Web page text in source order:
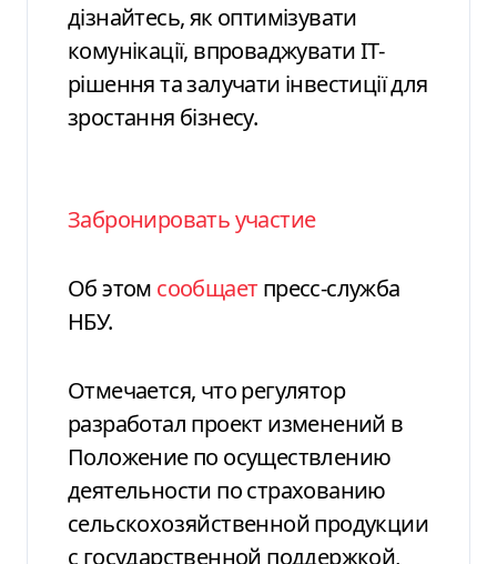
дізнайтесь, як оптимізувати
комунікації, впроваджувати ІТ-
рішення та залучати інвестиції для
зростання бізнесу.
Забронировать участие
Об этом сообщает пресс-служба
НБУ.
Отмечается, что регулятор
разработал проект изменений в
Положение по осуществлению
деятельности по страхованию
сельскохозяйственной продукции
с государственной поддержкой,